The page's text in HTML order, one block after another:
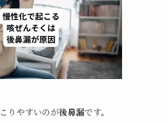
りやすいのが後鼻漏です。